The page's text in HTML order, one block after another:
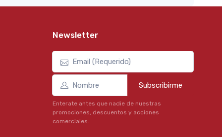
Newsletter
Subscribirme
Enterate antes que nadie de nuestras
promociones, descuentos y acciones
comerciales.